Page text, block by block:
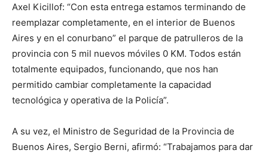
Axel Kicillof: “Con esta entrega estamos terminando de
reemplazar completamente, en el interior de Buenos
Aires y en el conurbano” el parque de patrulleros de la
provincia con 5 mil nuevos móviles 0 KM. Todos están
totalmente equipados, funcionando, que nos han
permitido cambiar completamente la capacidad
tecnológica y operativa de la Policía”.
A su vez, el Ministro de Seguridad de la Provincia de
Buenos Aires, Sergio Berni, afirmó: “Trabajamos para dar